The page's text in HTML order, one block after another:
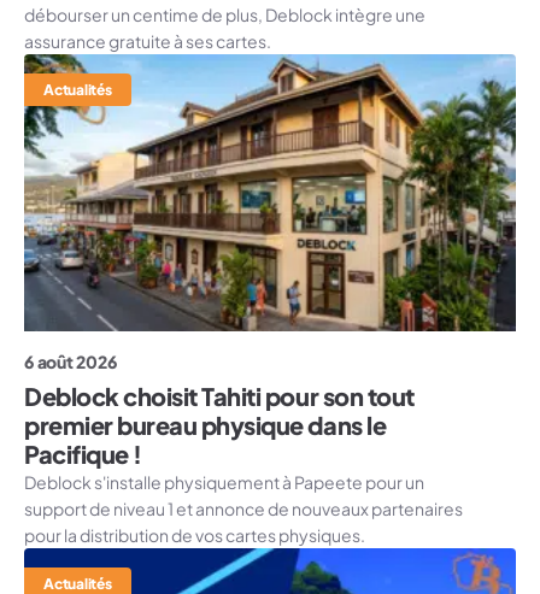
débourser un centime de plus, Deblock intègre une
assurance gratuite à ses cartes.
Actualités
6 août 2026
Deblock choisit Tahiti pour son tout
premier bureau physique dans le
Pacifique !
Deblock s'installe physiquement à Papeete pour un
support de niveau 1 et annonce de nouveaux partenaires
pour la distribution de vos cartes physiques.
Actualités